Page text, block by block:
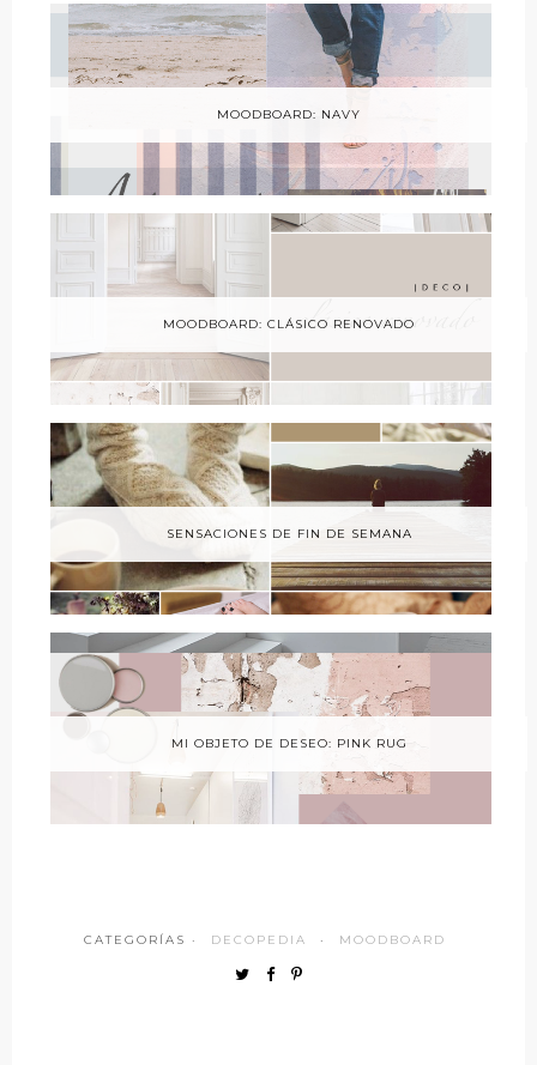
MOODBOARD: NAVY
MOODBOARD: CLÁSICO RENOVADO
SENSACIONES DE FIN DE SEMANA
MI OBJETO DE DESEO: PINK RUG
CATEGORÍAS · DECOPEDIA · MOODBOARD